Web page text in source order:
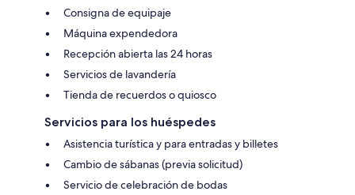
Consigna de equipaje
Máquina expendedora
Recepción abierta las 24 horas
Servicios de lavandería
Tienda de recuerdos o quiosco
Servicios para los huéspedes
Asistencia turística y para entradas y billetes
Cambio de sábanas (previa solicitud)
Servicio de celebración de bodas